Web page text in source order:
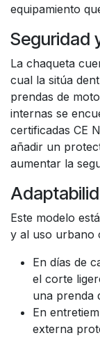
equipamiento
Seguridad
La chaqueta
cual la sitúa
prendas de
internas se
certificadas CE
añadir un
aumentar la
Este modelo
y al uso urbano
En días de
el corte
una prenda
En
externa